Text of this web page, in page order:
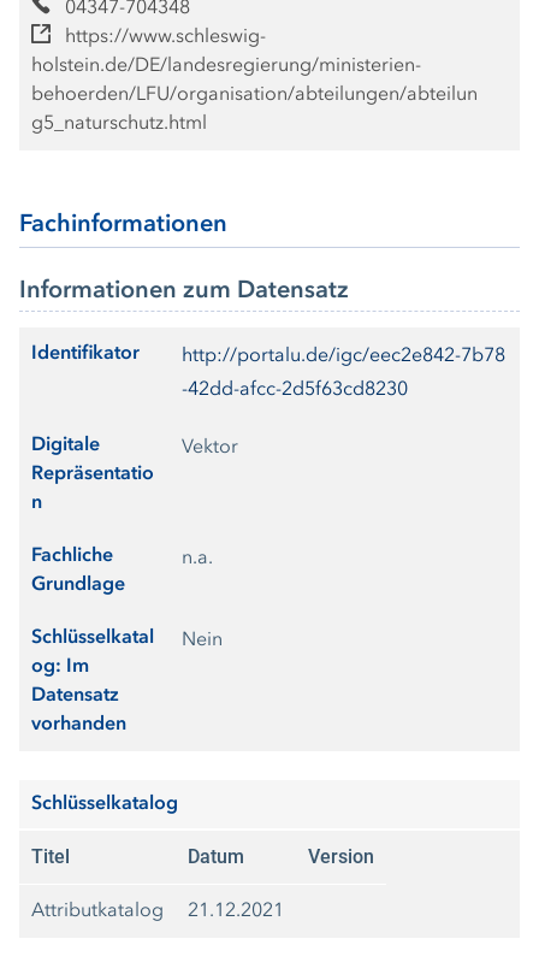
04347-704348
https://www.schleswig-
holstein.de/DE/landesregierung/ministerien-
behoerden/LFU/organisation/abteilungen/abteilun
g5_naturschutz.html
Fachinformationen
Informationen zum Datensatz
Identifikator
http://portalu.de/igc/eec2e842-7b78
-42dd-afcc-2d5f63cd8230
Digitale
Repräsentatio
n
Vektor
Fachliche
Grundlage
n.a.
Schlüsselkatal
og: Im
Datensatz
vorhanden
Nein
Schlüsselkatalog
Titel Datum Version
Attributkatalog 21.12.2021